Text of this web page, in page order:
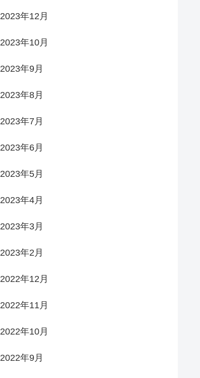
2023年12月
2023年10月
2023年9月
2023年8月
2023年7月
2023年6月
2023年5月
2023年4月
2023年3月
2023年2月
2022年12月
2022年11月
2022年10月
2022年9月